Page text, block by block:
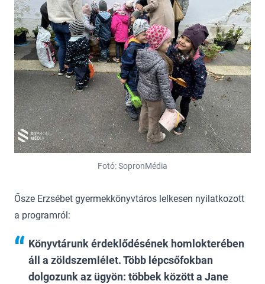
Fotó: SopronMédia
Ősze Erzsébet gyermekkönyvtáros lelkesen nyilatkozott
a programról:
Könyvtárunk érdeklődésének homlokterében
áll a zöldszemlélet. Több lépcsőfokban
dolgozunk az ügyön: többek között a Jane